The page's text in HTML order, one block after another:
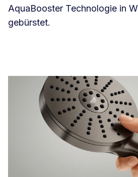
AquaBooster Technologie in
gebürstet.